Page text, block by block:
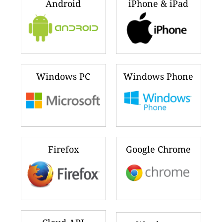
iPhone & iPad
Android
Windows Phone
Windows PC
Google Chrome
Firefox